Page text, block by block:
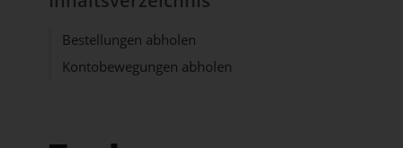
Bestellungen abholen
Kontobewegungen abholen